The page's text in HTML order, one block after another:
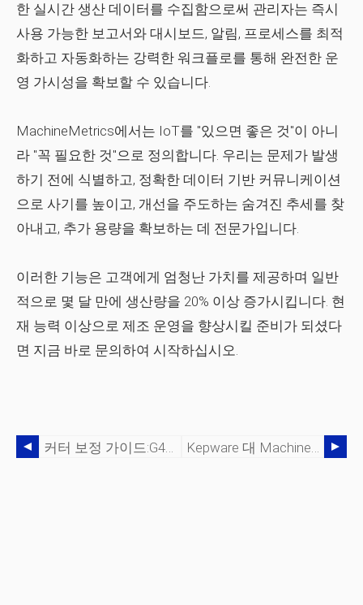
한 실시간 생산 데이터를 수집함으로써 관리자는 즉시
사용 가능한 보고서와 대시보드, 알림, 프로세스를 최적
화하고 자동화하는 강력한 워크플로를 통해 완전한 운
영 가시성을 확보할 수 있습니다.
MachineMetrics에서는 IoT를 "있으면 좋은 것"이 아니
라 "꼭 필요한 것"으로 정의합니다. 우리는 문제가 발생
하기 전에 식별하고, 정확한 데이터 기반 커뮤니케이션
으로 사기를 높이고, 개선을 주도하는 숨겨진 추세를 찾
아내고, 추가 용량을 확보하는 데 전문가입니다.
이러한 기능은 고객에게 엄청난 가치를 제공하며 일반
적으로 몇 달 만에 생산량을 20% 이상 증가시킵니다. 현
재 능력 이상으로 제조 운영을 향상시킬 준비가 되셨다
면 지금 바로 문의하여 시작하십시오.
커터 보정 가이드:G41 및 G42란 무엇입니까? Kepware 대 MachineMetrics:기계 데이터 수집을 위한 더 나은 솔루션은 무엇입니까?